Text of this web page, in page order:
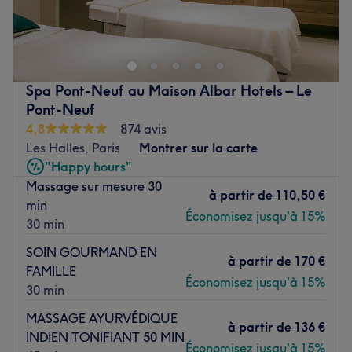
Bienvenue chez À l'Eau Bike situé dans le 2ème
arrondissement de Paris. Oubliez vos soucis du quotidien
et prenez le temps de reposer votre corps et votre esprit
grâce à des prestations sur mesure adaptées à vos
besoins.
Transports publics les plus proches :
Dans le quartier d’Étienne Marcel et à quelques mètres
du métro Sentier.
L’équipe :
Une équipe de professionnels vous conseille et vous
prodigue les soins adaptés à vos besoins.
Nos coups de cœur :
découvrez le concept original de cet institut qui concentre
salon de coiffure, bar à ongles et centre de remise en
Spa Pont-Neuf au Maison Albar Hotels – Le
Pont-Neuf
4,8
874 avis
Les Halles, Paris
Montrer sur la carte
"Happy hours"
Massage sur mesure 30
min
30 min
à partir de 110,50 €
Économisez jusqu'à 15%
SOIN GOURMAND EN
FAMILLE
30 min
à partir de 170 €
Économisez jusqu'à 15%
MASSAGE AYURVÉDIQUE
INDIEN TONIFIANT 50 MIN
à partir de 136 €
Économisez jusqu'à 15%